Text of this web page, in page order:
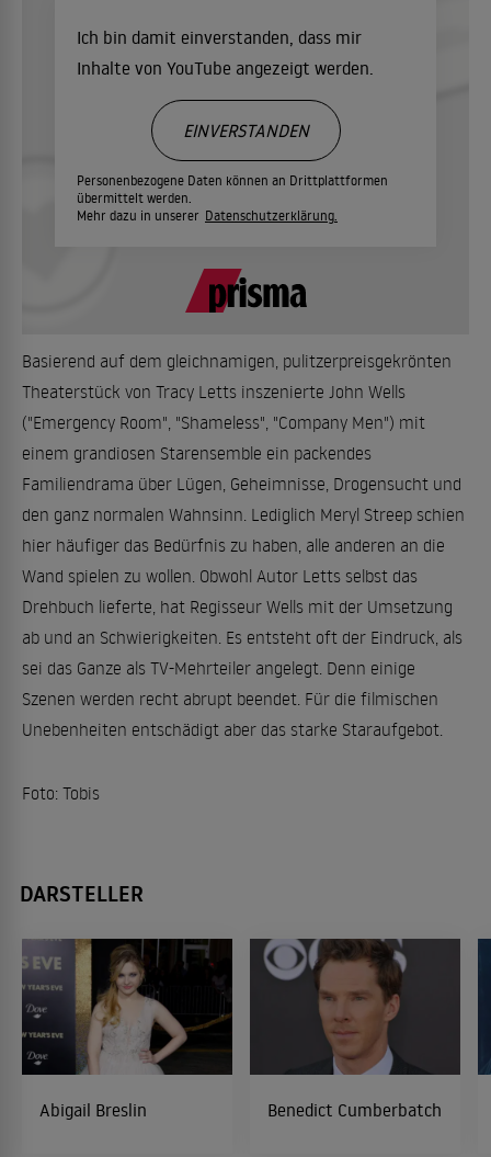
Ich bin damit einverstanden, dass mir
Inhalte von YouTube angezeigt werden.
Personenbezogene Daten können an Drittplattformen
übermittelt werden.
Mehr dazu in unserer Datenschutzerklärung.
EINVERSTANDEN
Basierend auf dem gleichnamigen, pulitzerpreisgekrönten
Theaterstück von Tracy Letts inszenierte John Wells
("Emergency Room", "Shameless", "Company Men") mit
einem grandiosen Starensemble ein packendes
Familiendrama über Lügen, Geheimnisse, Drogensucht und
den ganz normalen Wahnsinn. Lediglich Meryl Streep schien
hier häufiger das Bedürfnis zu haben, alle anderen an die
Wand spielen zu wollen. Obwohl Autor Letts selbst das
Drehbuch lieferte, hat Regisseur Wells mit der Umsetzung
ab und an Schwierigkeiten. Es entsteht oft der Eindruck, als
sei das Ganze als TV-Mehrteiler angelegt. Denn einige
Szenen werden recht abrupt beendet. Für die filmischen
Unebenheiten entschädigt aber das starke Staraufgebot.
Foto: Tobis
DARSTELLER
Abigail Breslin Benedict Cumberbatch